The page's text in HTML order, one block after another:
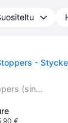
-
Black Diamond Stoppers (singles)
€